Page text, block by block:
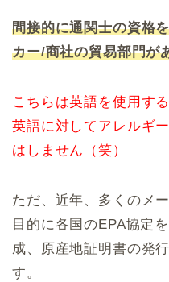
間接的に通関士の資格
カー/商社の貿易部門が
こちらは英語を使用す
英語に対してアレルギ
はしません（笑）
ただ、近年、多くのメ
目的に各国のEPA協定
成、原産地証明書の発
す。